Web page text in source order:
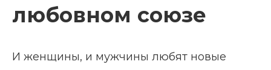
любовном союзе
И женщины, и мужчины любят новые